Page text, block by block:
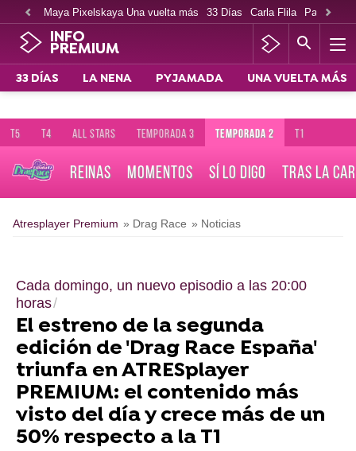
Maya Pixelskaya Una vuelta más 33 Días Carla Flila Paco
INFO
PREMIUM
33 DÍAS LA NENA PYJAMADA UNA VUELTA MÁS
T5 T4 ALL STARS TEMPORADA 3 TEMPORADA 2 T1
REINAS MOMENTOS SÍ LO DIGO TRAS LA
Atresplayer Premium » Drag Race » Noticias
Cada domingo, un nuevo episodio a las 20:00
horas
El estreno de la segunda
edición de 'Drag Race España'
triunfa en ATRESplayer
PREMIUM: el contenido más
visto del día y crece más de un
50% respecto a la T1